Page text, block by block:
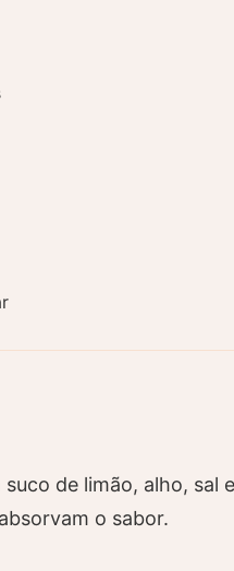
de limão, alho, sal
o sabor.